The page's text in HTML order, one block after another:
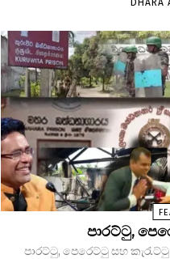
පාරට්ටු,
පාරට්ටු, පෙරෙට්ටු සහ